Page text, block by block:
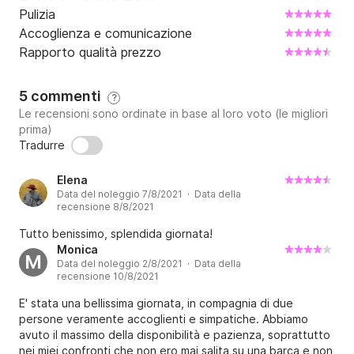
Pulizia
Accoglienza e comunicazione
Rapporto qualità prezzo
5 commenti ?
Le recensioni sono ordinate in base al loro voto (le migliori
prima)
Tradurre
Elena
Data del noleggio 7/8/2021 · Data della
recensione 8/8/2021
Tutto benissimo, splendida giornata!
M
Monica
Data del noleggio 2/8/2021 · Data della
recensione 10/8/2021
E' stata una bellissima giornata, in compagnia di due
persone veramente accoglienti e simpatiche. Abbiamo
avuto il massimo della disponibilità e pazienza, soprattutto
nei miei confronti che non ero mai salita su una barca e non